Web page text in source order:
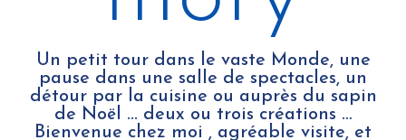
Un petit tour dans le vaste Monde, une
pause dans une salle de spectacles, un
détour par la cuisine ou auprès du sapin
de Noël ... deux ou trois créations …
Bienvenue chez moi , agréable visite, et